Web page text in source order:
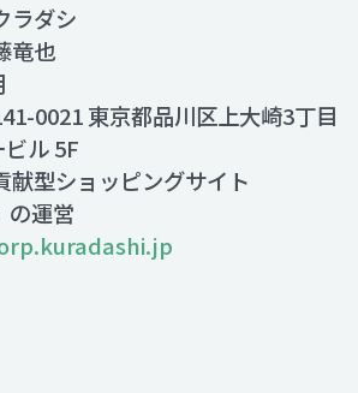
ラダシ
竜也
0021 東京都品川区上大崎3丁目
ル 5F
献型ショッピングサイト
の運営